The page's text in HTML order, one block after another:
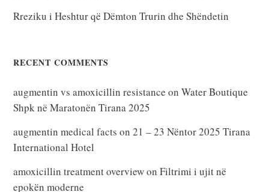
Rreziku i Heshtur që Dëmton Trurin dhe Shëndetin
RECENT COMMENTS
augmentin vs amoxicillin resistance onWater Boutique
Shpk në Maratonën Tirana 2025
augmentin medical facts on21 – 23 Nëntor 2025 Tirana
International Hotel
amoxicillin treatment overviewonFiltrimi i ujit në
epokën moderne